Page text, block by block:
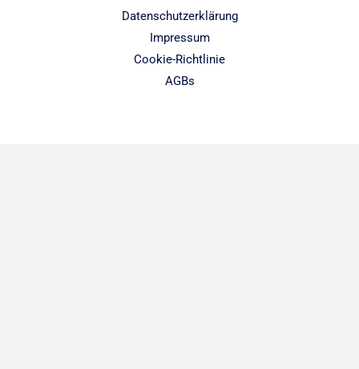
Datenschutzerklärung
Impressum
Cookie-Richtlinie
AGBs